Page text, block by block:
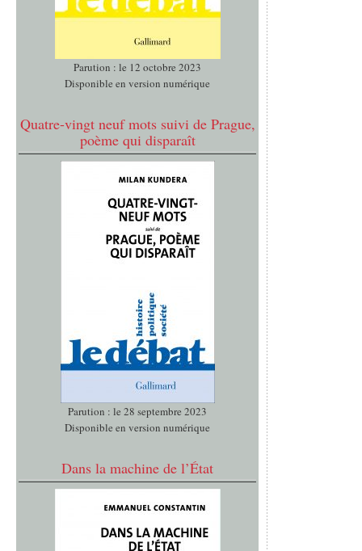
Parution : le 12 octobre 2023
Disponible en version numérique
Quatre-vingt neuf mots suivi de Prague,
poème qui disparaît
Parution : le 28 septembre 2023
Disponible en version numérique
Dans la machine de l’État